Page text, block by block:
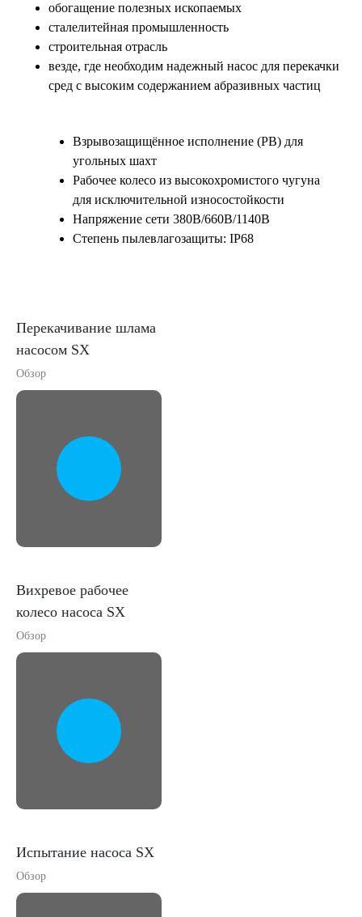
Перекачивание шлама
насосом SX
Обзор
Вихревое рабочее
колесо наcоса SX
Обзор
Испытание насоса SX
Обзор
обогащение полезных ископаемых
сталелитейная промышленность
строительная отрасль
везде, где необходим надежный насос для перекачки
сред с высоким содержанием абразивных частиц
Взрывозащищённое исполнение (PB) для
угольных шахт
Рабочее колесо из высокохромистого чугуна
для исключительной износостойкости
Напряжение сети 380В/660В/1140В
Степень пылевлагозащиты: IP68